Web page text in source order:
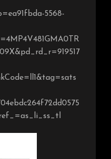
5568-